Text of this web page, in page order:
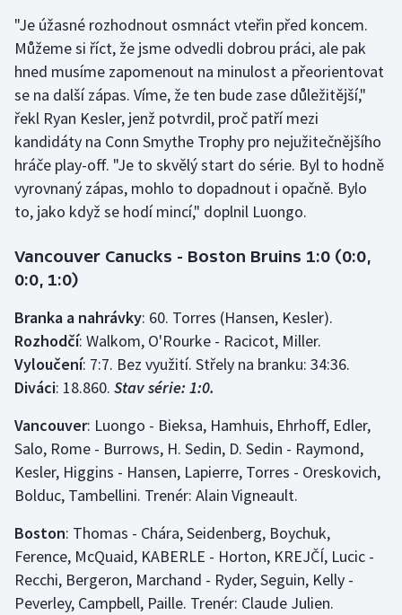
Triatlon
Veslování
Vodní slalom
Volejbal
"Je úžasné rozhodnout osmnáct vteřin před koncem.
Můžeme si říct, že jsme odvedli dobrou práci, ale pak
hned musíme zapomenout na minulost a přeorientovat
se na další zápas. Víme, že ten bude zase důležitější,"
řekl Ryan Kesler, jenž potvrdil, proč patří mezi
kandidáty na Conn Smythe Trophy pro nejužitečnějšího
hráče play-off. "Je to skvělý start do série. Byl to hodně
vyrovnaný zápas, mohlo to dopadnout i opačně. Bylo
to, jako když se hodí mincí," doplnil Luongo.
Vancouver Canucks - Boston Bruins 1:0 (0:0,
0:0, 1:0)
Branka a nahrávky: 60. Torres (Hansen, Kesler).
Rozhodčí: Walkom, O'Rourke - Racicot, Miller.
Vyloučení: 7:7. Bez využití. Střely na branku: 34:36.
Diváci: 18.860. Stav série: 1:0.
Vancouver: Luongo - Bieksa, Hamhuis, Ehrhoff, Edler,
Salo, Rome - Burrows, H. Sedin, D. Sedin - Raymond,
Kesler, Higgins - Hansen, Lapierre, Torres - Oreskovich,
Bolduc, Tambellini. Trenér: Alain Vigneault.
Boston: Thomas - Chára, Seidenberg, Boychuk,
Ference, McQuaid, KABERLE - Horton, KREJČÍ, Lucic -
Recchi, Bergeron, Marchand - Ryder, Seguin, Kelly -
Peverley, Campbell, Paille. Trenér: Claude Julien.